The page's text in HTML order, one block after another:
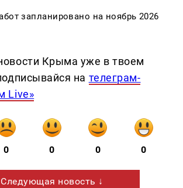
запланировано на ноябрь 2026
Крыма уже в твоем
на телеграм-
Live»
0 0 0 0
Следующая новость ↓